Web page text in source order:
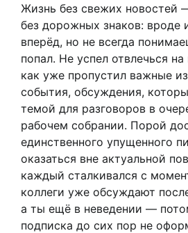
Жизнь без свежих новостей
без дорожных знаков: вроде
вперёд, но не всегда
попал. Не успел отвлечься
как уже пропустил важные
события, обсуждения,
темой для разговоров в
рабочем собрании. Порой
единственного упущенного
оказаться вне актуальной
каждый сталкивался с
коллеги уже обсуждают
а ты ещё в неведении —
подписка до сих пор не